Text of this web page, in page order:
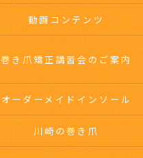
動画コンテンツ
巻き爪矯正講習会のご案内
オーダーメイドインソール
川崎の巻き爪